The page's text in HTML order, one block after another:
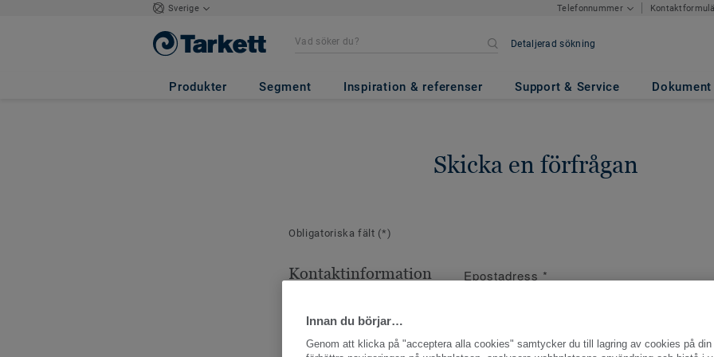
Sverige Telefonnummer
Detaljerad sökning
Produkter Segment Inspiration & referenser Support & Service Dokument
Skicka en förfrågan
Obligatoriska fält (*)
Kontaktinformation Epostadress *
Innan du börjar…
Genom att klicka på "acceptera alla cookies" samtycker du till lagring av cookies på